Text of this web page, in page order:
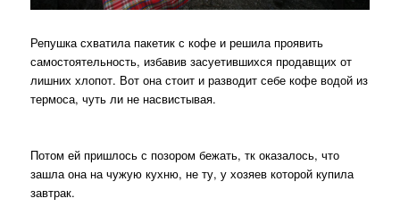
Репушка схватила пакетик с кофе и решила проявить
самостоятельность, избавив засуетившихся продавщих от
лишних хлопот. Вот она стоит и разводит себе кофе водой из
термоса, чуть ли не насвистывая.
Потом ей пришлось с позором бежать, тк оказалось, что
зашла она на чужую кухню, не ту, у хозяев которой купила
завтрак.